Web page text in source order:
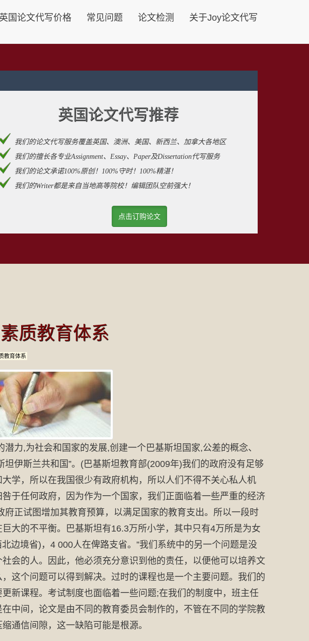
英国论文代写价格 常见问题 论文检测 关于Joy论文代写
英国论文代写推荐
我们的论文代写服务覆盖英国、澳洲、美国、新西兰、加拿大各地区
我们的擅长各专业Assignment、Essay、Paper及Dissertation代写服务
我们的论文承诺100%原创！100%守时！100%精湛！
我们的Writer都是来自当地高等院校！编辑团队空前强大！
点击订购论文
质教育体系
教育体系
力,为社会和国家的发展,创建一个巴基斯坦国家,公差的概念、
伊斯兰共和国”。(巴基斯坦教育部(2009年)我们的政府没有足够
学，所以在我国很少有政府机构，所以人们不得不关心私人机
于任何政府，因为作为一个国家，我们正面临着一些严重的经济
正试图增加其教育预算，以满足国家的教育支出。所以一段时
大的不平衡。巴基斯坦有16.3万所小学，其中只有4万所是为女
边境省)，4 000人在俾路支省。”我们系统中的另一个问题是没
会的人。因此，他必须充分意识到他的责任，以便他可以培养文
这个问题可以得到解决。过时的课程也是一个主要问题。我们的
新课程。考试制度也面临着一些问题;在我们的制度中，班主任
中间，论文是由不同的教育委员会制作的，不管在不同的学院教
通信间隙，这一缺陷可能是根源。